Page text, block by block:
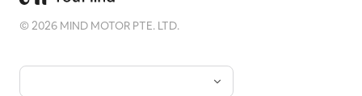
©2026 MIND MOTOR PTE. LTD.